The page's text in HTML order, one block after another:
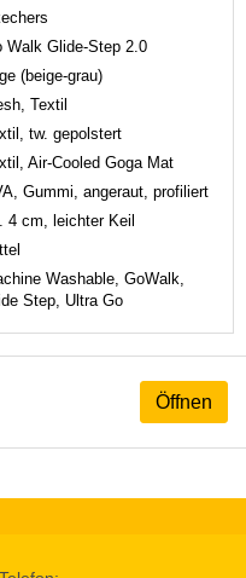
Walk Glide-Step 2.0
(beige-grau)
Textil
tw. gepolstert
Air-Cooled Goga Mat
Gummi, angeraut, profiliert
4 cm, leichter Keil
Washable, GoWalk,
Step, Ultra Go
Öffnen